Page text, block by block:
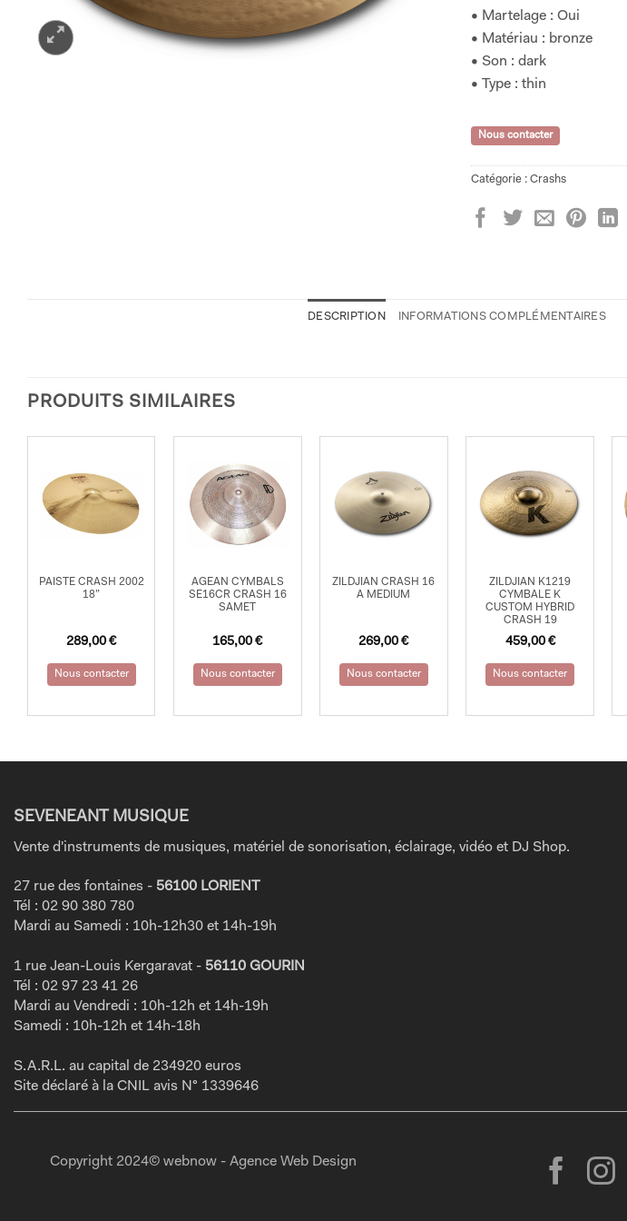
• Martelage : Oui
• Matériau : bronze
• Son : dark
• Type : thin
Nous contacter
Catégorie : Crashs
DESCRIPTION INFORMATIONS COMPLÉMENTAIRES
PRODUITS SIMILAIRES
PAISTE CRASH 2002
18”
289,00€
Nous contacter
AGEAN CYMBALS
SE16CR CRASH 16
SAMET
165,00€
Nous contacter
ZILDJIAN CRASH 16
A MEDIUM
269,00€
Nous contacter
ZILDJIAN K1219
CYMBALE K
CUSTOM HYBRID
CRASH 19
459,00 €
Nous contacter
SEVENEANT MUSIQUE
Vente d'instruments de musiques, matériel de sonorisation, éclairage, vidéo et DJ Shop.
27 rue des fontaines - 56100 LORIENT
Tél : 02 90 380 780
Mardi au Samedi : 10h-12h30 et 14h-19h
1 rue Jean-Louis Kergaravat - 56110 GOURIN
Tél : 02 97 23 41 26
Mardi au Vendredi : 10h-12h et 14h-19h
Samedi : 10h-12h et 14h-18h
S.A.R.L. au capital de 234920 euros
Site déclaré à la CNIL avis N° 1339646
Copyright 2024© webnow - Agence Web Design